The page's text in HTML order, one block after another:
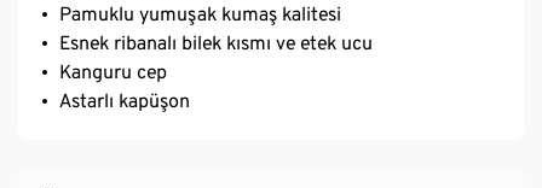
Pamuklu yumuşak kumaş kalitesi
Esnek ribanalı bilek kısmı ve etek ucu
Kanguru cep
Astarlı kapüşon